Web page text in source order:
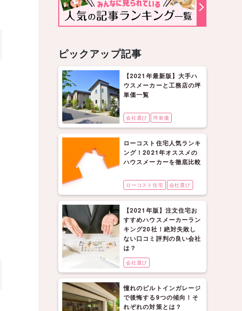
ピックアップ記事
【2021年最新版】大手ハ
ウスメーカーと工務店の坪
単価一覧
会社選び 坪単価
ローコスト住宅人気ランキ
ング！2021年オススメの
ハウスメーカーを徹底比較
ローコスト住宅 会社選び
【2021年版】注文住宅お
すすめハウスメーカーラン
キング20社！絶対失敗し
ない口コミ評判の良い会社
は？
会社選び
憧れのビルトインガレージ
で後悔する9つの傾向！そ
れぞれの対策とは？